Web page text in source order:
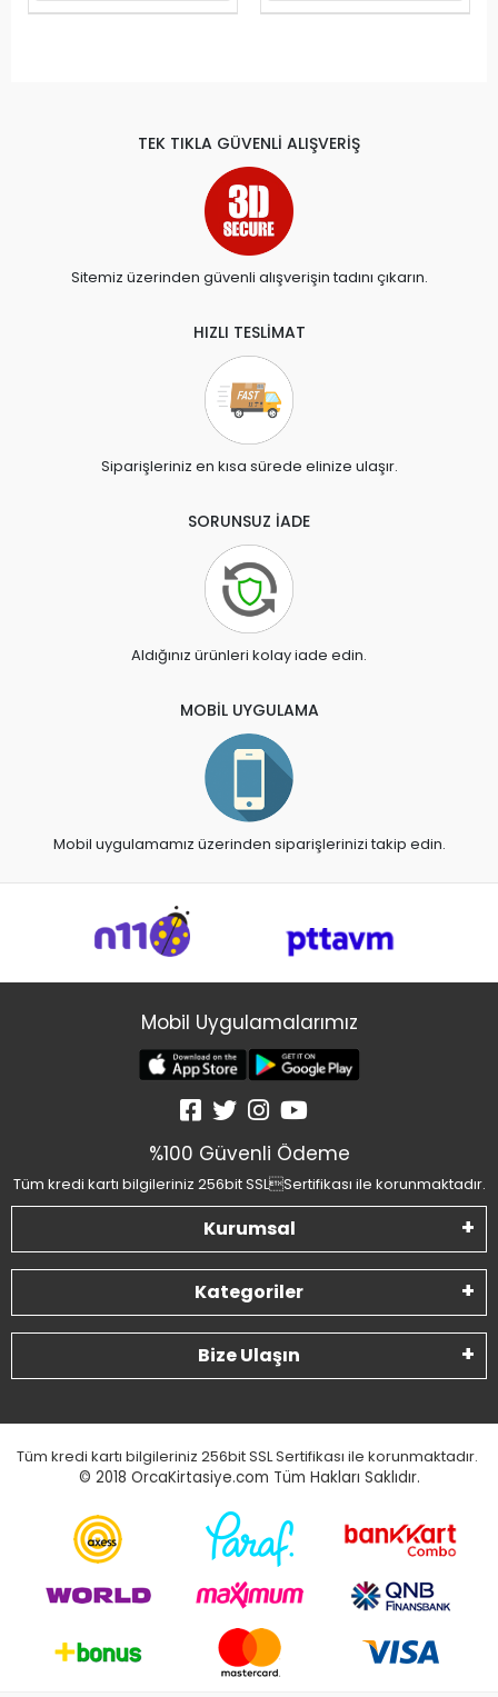
TEK TIKLA GÜVENLİ ALIŞVERİŞ
Sitemiz üzerinden güvenli alışverişin tadını çıkarın.
HIZLI TESLİMAT
Siparişleriniz en kısa sürede elinize ulaşır.
SORUNSUZ İADE
Aldığınız ürünleri kolay iade edin.
MOBİL UYGULAMA
Mobil uygulamamız üzerinden siparişlerinizi takip edin.
Mobil Uygulamalarımız
%100 Güvenli Ödeme
Tüm kredi kartı bilgileriniz 256bit SSLSertifikası ile korunmaktadır.
Kurumsal
Kategoriler
Bize Ulaşın
Tüm kredi kartı bilgileriniz 256bit SSL Sertifikası ile korunmaktadır.
© 2018 OrcaKirtasiye.com Tüm Hakları Saklıdır.